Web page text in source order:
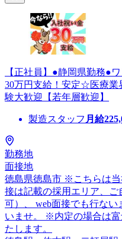
【正社員】●静岡県勤務●
30万円支給！安定☆医療業
験大歓迎【若年層歓迎】
製造スタッフ 月給
勤務地
面接地
徳島県徳島市 ※こちらは
接は記載の採用エリア、
可）、 web面接でも行な
いませ。 ※内定の場合は
たします。